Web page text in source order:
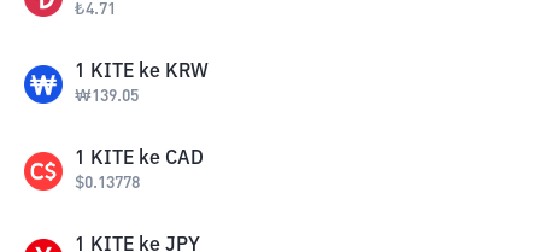
₺4.71
1 KITE ke KRW
₩139.05
1 KITE ke CAD
$0.13778
1 KITE ke JPY